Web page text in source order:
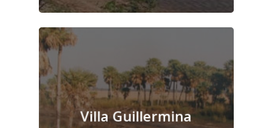
Villa Guillermina